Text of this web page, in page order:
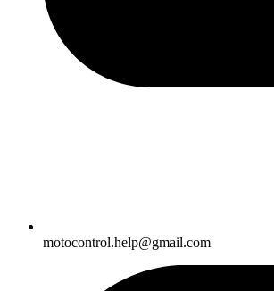
motocontrol.help@gmail.com